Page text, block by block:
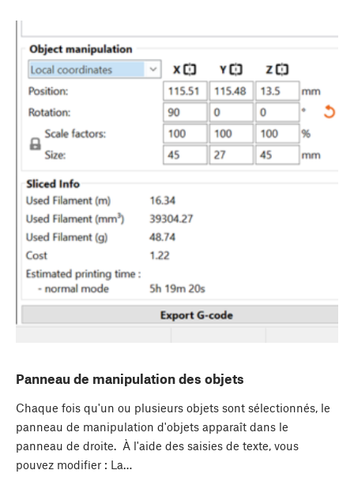
Panneau de manipulation des objets
Chaque fois qu'un ou plusieurs objets sont sélectionnés, le
panneau de manipulation d'objets apparaît dans le
panneau de droite. À l'aide des saisies de texte, vous
pouvez modifier : La…